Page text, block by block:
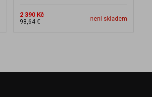
2 390 Kč
98,64 € není skladem